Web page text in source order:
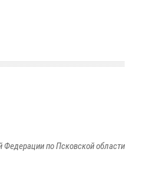
по Псковской области